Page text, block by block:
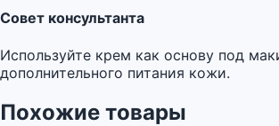
Совет консультанта
Используйте крем как основу под
дополнительного питания кожи.
Похожие товары